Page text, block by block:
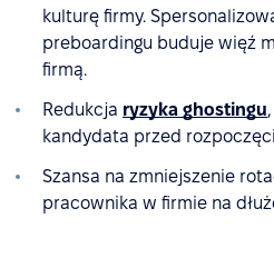
kulturę firmy.
preboardingu buduje więź
firmą.
Redukcja ryzyka ghostingu
kandydata przed
Szansa na zmniejszenie
pracownika w firmie na